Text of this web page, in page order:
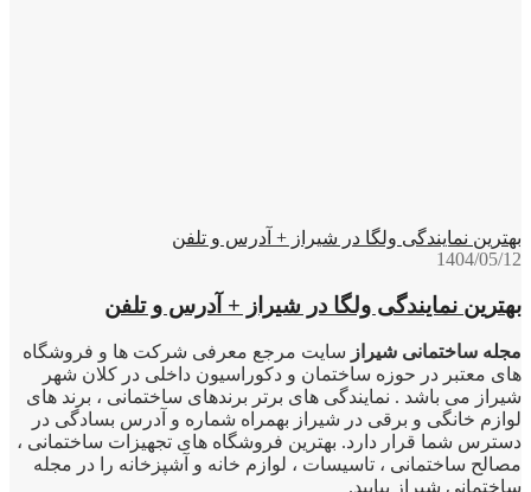
بهترین نمایندگی ولگا در شیراز + آدرس و تلفن
1404/05/12
بهترین نمایندگی ولگا در شیراز + آدرس و تلفن
مجله ساختمانی شیراز سایت مرجع معرفی شرکت ها و فروشگاه
های معتبر در حوزه ساختمان و دکوراسیون داخلی در کلان شهر
شیراز می باشد . نمایندگی های برتر برندهای ساختمانی ، برند های
لوازم خانگی و برقی در شیراز بهمراه شماره و آدرس بسادگی در
دسترس شما قرار دارد. بهترین فروشگاه های تجهیزات ساختمانی ،
مصالح ساختمانی ، تاسیسات ، لوازم خانه و آشپزخانه را در مجله
ساختمانی شیراز بیابید.